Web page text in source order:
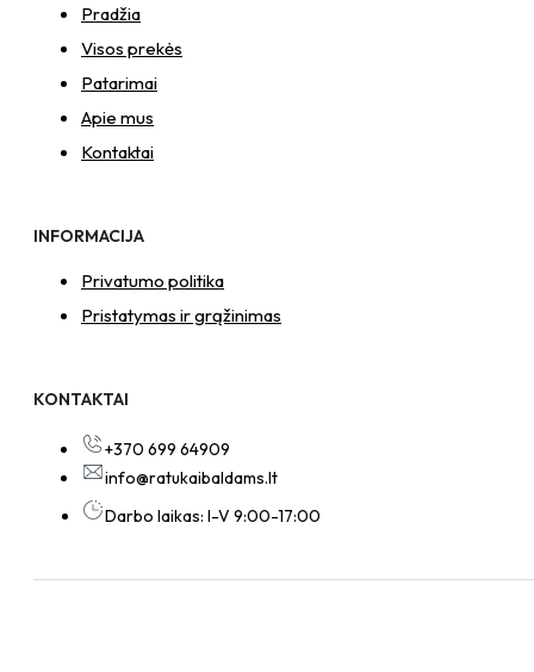
Pradžia
Visos prekės
Patarimai
Apie mus
Kontaktai
INFORMACIJA
Privatumo politika
Pristatymas ir grąžinimas
KONTAKTAI
+370 699 64909
info@ratukaibaldams.lt
Darbo laikas: I-V 9:00-17:00